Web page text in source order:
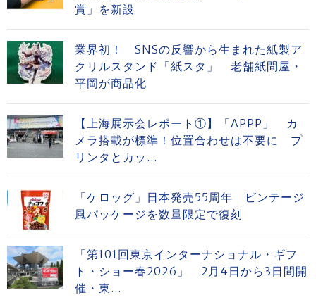
賞」を新設
業界初！ SNSの反響から生まれた紙製ア
クリルスタンド「紙スタ」 老舗紙問屋・
平岡が商品化
【上海展示会レポート①】「APPP」 カ
メラ搭載が標準！位置合わせは不要に プ
リンタとカッ...
「ケロッグ」日本発売55周年 ビンテージ
風パッケージを数量限定で復刻
「第101回東京インターナショナル・ギフ
ト・ショー春2026」 2月4日から3日間開
催・東...